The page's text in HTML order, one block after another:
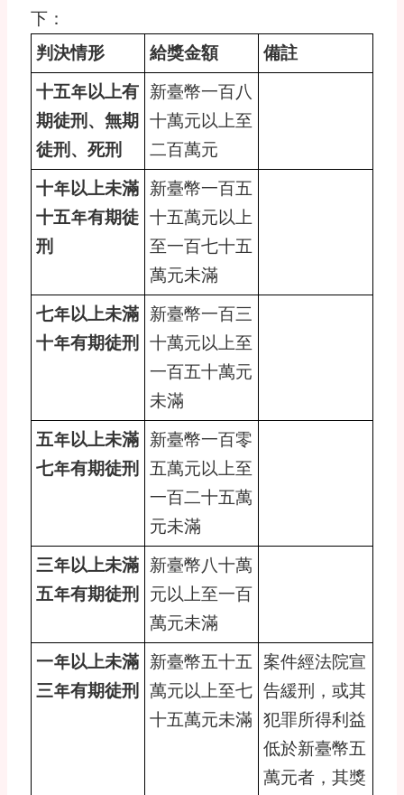
下：
判決情形
給獎金額 備註
十五年以上有
期徒刑、無期
徒刑、死刑
新臺幣一百八
十萬元以上至
二百萬元
十年以上未滿
十五年有期徒
刑
新臺幣一百五
十五萬元以上
至一百七十五
萬元未滿
七年以上未滿
十年有期徒刑
新臺幣一百三
十萬元以上至
一百五十萬元
未滿
五年以上未滿
七年有期徒刑
新臺幣一百零
五萬元以上至
一百二十五萬
元未滿
三年以上未滿
五年有期徒刑
新臺幣八十萬
元以上至一百
萬元未滿
一年以上未滿
三年有期徒刑
新臺幣五十五
萬元以上至七
十五萬元未滿
案件經法院宣
告緩刑，或其
犯罪所得利益
低於新臺幣五
萬元者，其獎